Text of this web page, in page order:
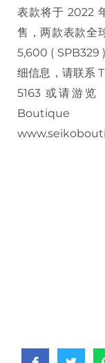
表款将于 2022
售，两款表款全
5,600 ( SPB329
细信息，请联系
5163 或请游